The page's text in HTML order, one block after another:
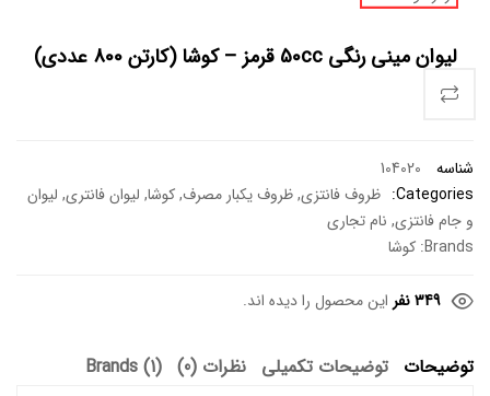
لیوان مینی رنگی 50cc قرمز – کوشا (کارتن 800 عددی)
شناسه
104020
Categories:
ظروف فانتزی,ظروف یکبار مصرف,کوشا, لیوان فانتری, لیوان
و جام فانتزی, نام تجاری
Brands: کوشا
349 نفر این محصول را دیده اند.
توضیحات توضیحات تکمیلی نظرات (0) Brands (1)